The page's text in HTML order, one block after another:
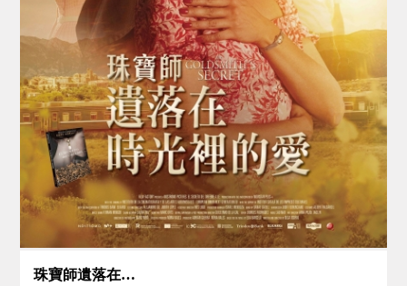
珠寶師遺落在時光裡的愛